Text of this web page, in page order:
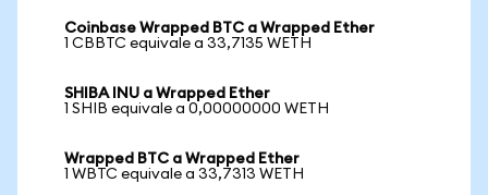
Coinbase Wrapped BTC a Wrapped Ether
1 CBBTC equivale a 33,7135 WETH
SHIBA INU a Wrapped Ether
1 SHIB equivale a 0,00000000 WETH
Wrapped BTC a Wrapped Ether
1 WBTC equivale a 33,7313 WETH